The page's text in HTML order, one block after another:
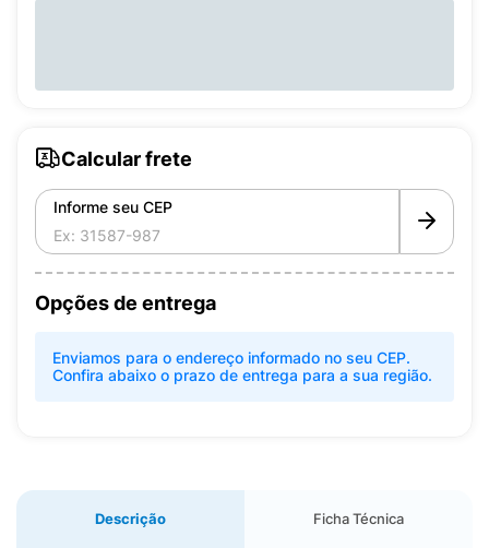
Calcular frete
Informe seu CEP
Opções de entrega
Enviamos para o endereço informado no seu CEP.
Confira abaixo o prazo de entrega para a sua região.
Descrição Ficha Técnica